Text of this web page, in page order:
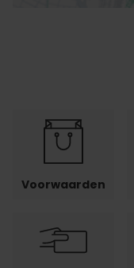
Voorwaarden